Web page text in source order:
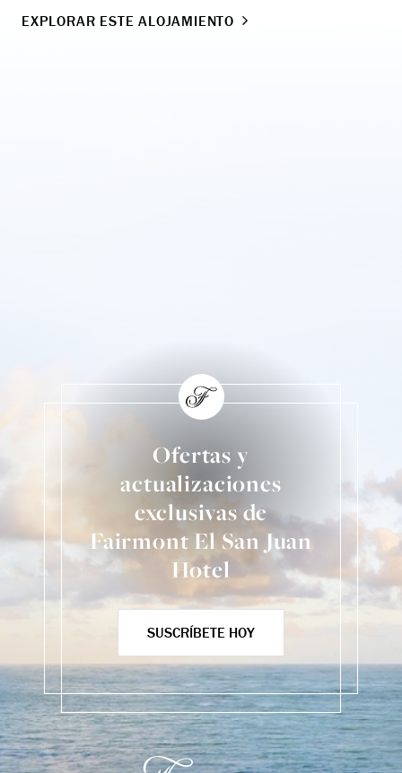
EXPLORAR ESTE ALOJAMIENTO
Ofertas y
actualizaciones
exclusivas de
Fairmont El San Juan
Hotel
SUSCRÍBETE HOY